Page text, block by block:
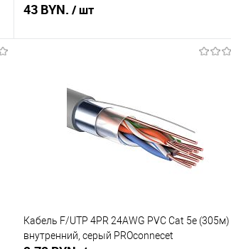
43 BYN. / шт
Купить в 1 клик
В избранное
В наличии
Кабель F/UTP 4PR 24AWG PVC Cat 5е (305м)
внутренний, серый PROconnecеt